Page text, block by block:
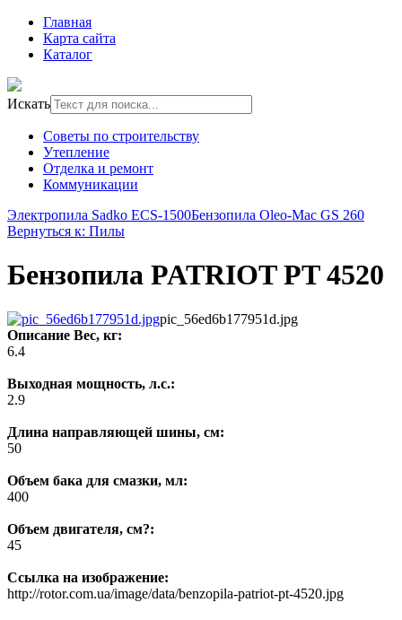
Главная
Карта сайта
Каталог
Искать
Советы по строительству
Утепление
Отделка и ремонт
Коммуникации
Электропила Sadko ECS-1500Бензопила Oleo-Mac GS 260
Вернуться к: Пилы
Бензопила PATRIOT PT 4520
pic_56ed6b177951d.jpg
Описание Вес, кг:
6.4
Выходная мощность, л.с.:
2.9
Длина направляющей шины, см:
50
Объем бака для смазки, мл:
400
Объем двигателя, см?:
45
Ссылка на изображение:
http://rotor.com.ua/image/data/benzopila-patriot-pt-4520.jpg